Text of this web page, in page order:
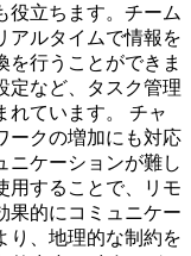
役立ちます。チーム
アルタイムで情報を
を行うことができま
定など、タスク管理
れています。 チャ
ークの増加にも対応
ニケーションが難し
用することで、リモ
果的にコミュニケー
り、地理的な制約を